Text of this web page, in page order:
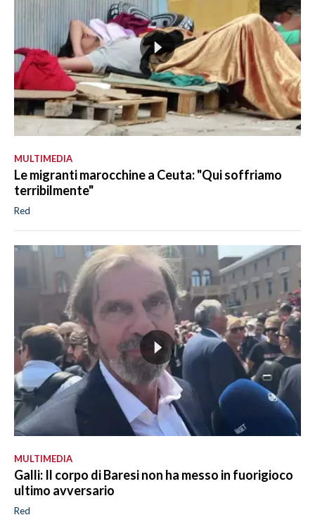
MULTIMEDIA
Le migranti marocchine a Ceuta: "Qui soffriamo
terribilmente"
Red
MULTIMEDIA
Galli: Il corpo di Baresi non ha messo in fuorigioco
ultimo avversario
Red